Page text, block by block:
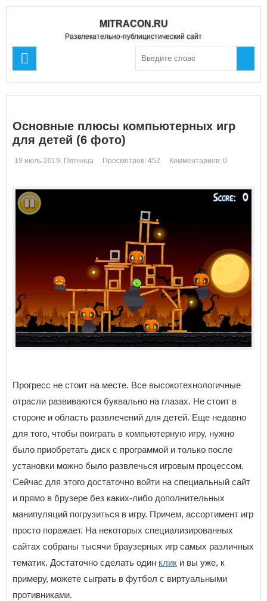
MITRACON.RU
Развлекательно-публицистический сайт
Основные плюсы компьютерных игр
для детей (6 фото)
19 июль 2019, Пятница Просмотров: 452 Комментариев: 0
Прогресс не стоит на месте. Все высокотехнологичные
отрасли развиваются буквально на глазах. Не стоит в
стороне и область развлечений для детей. Еще недавно
для того, чтобы поиграть в компьютерную игру, нужно
было приобретать диск с программой и только после
установки можно было развлечься игровым процессом.
Сейчас для этого достаточно войти на специальный сайт
и прямо в брузере без каких-либо дополнительных
манипуляций погрузиться в игру. Причем, ассортимент игр
просто поражает. На некоторых специализированных
сайтах собраны тысячи браузерных игр самых различных
тематик. Достаточно сделать один клик и вы уже, к
примеру, можете сыграть в футбол с виртуальными
противниками.